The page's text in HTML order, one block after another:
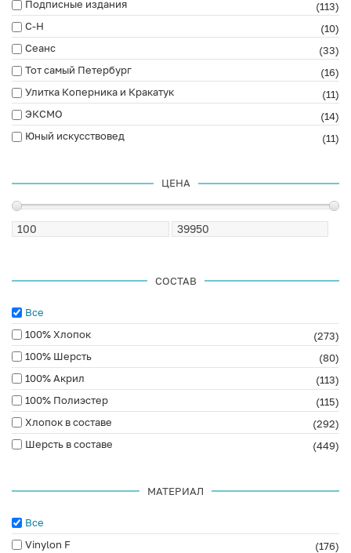
Подписные издания
(113)
С-Н
(10)
Сеанс
(33)
Тот самый Петербург
(16)
Улитка Коперника и Кракатук
(11)
ЭКСМО
(14)
Юный искусствовед
(11)
ЦЕНА
СОСТАВ
Все
100% Хлопок
(273)
100% Шерсть
(80)
100% Акрил
(113)
100% Полиэстер
(115)
Хлопок в составе
(292)
Шерсть в составе
(449)
МАТЕРИАЛ
Все
Vinylon F
(176)